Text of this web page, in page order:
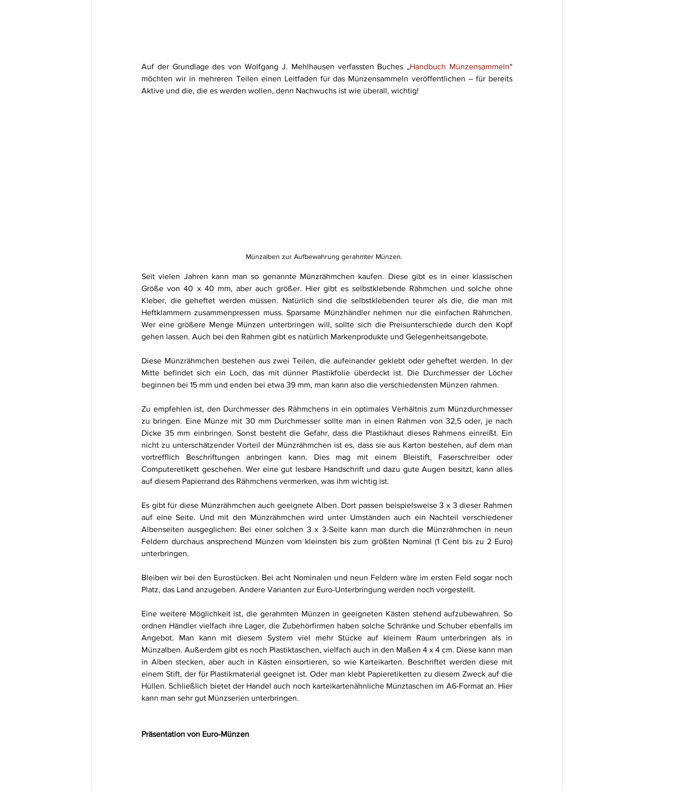
Auf der Grundlage des von Wolfgang J. Mehlhausen verfassten Buches „Handbuch Münzensammeln“
möchten wir in mehreren Teilen einen Leitfaden für das Münzensammeln veröffentlichen – für bereits
Aktive und die, die es werden wollen, denn Nachwuchs ist wie überall, wichtig!
Münzalben zur Aufbewahrung gerahmter Münzen.
Seit vielen Jahren kann man so genannte Münzrähmchen kaufen. Diese gibt es in einer klassischen
Größe von 40 x 40 mm, aber auch größer. Hier gibt es selbstklebende Rähmchen und solche ohne
Kleber, die geheftet werden müssen. Natürlich sind die selbstklebenden teurer als die, die man mit
Heftklammern zusammenpressen muss. Sparsame Münzhändler nehmen nur die einfachen Rähmchen.
Wer eine größere Menge Münzen unterbringen will, sollte sich die Preisunterschiede durch den Kopf
gehen lassen. Auch bei den Rahmen gibt es natürlich Markenprodukte und Gelegenheitsangebote.
Diese Münzrähmchen bestehen aus zwei Teilen, die aufeinander geklebt oder geheftet werden. In der
Mitte befindet sich ein Loch, das mit dünner Plastikfolie überdeckt ist. Die Durchmesser der Löcher
beginnen bei 15 mm und enden bei etwa 39 mm, man kann also die verschiedensten Münzen rahmen.
Zu empfehlen ist, den Durchmesser des Rähmchens in ein optimales Verhältnis zum Münzdurchmesser
zu bringen. Eine Münze mit 30 mm Durchmesser sollte man in einen Rahmen von 32,5 oder, je nach
Dicke 35 mm einbringen. Sonst besteht die Gefahr, dass die Plastikhaut dieses Rahmens einreißt. Ein
nicht zu unterschätzender Vorteil der Münzrähmchen ist es, dass sie aus Karton bestehen, auf dem man
vortrefflich Beschriftungen anbringen kann. Dies mag mit einem Bleistift, Faserschreiber oder
Computeretikett geschehen. Wer eine gut lesbare Handschrift und dazu gute Augen besitzt, kann alles
auf diesem Papierrand des Rähmchens vermerken, was ihm wichtig ist.
Es gibt für diese Münzrähmchen auch geeignete Alben. Dort passen beispielsweise 3 x 3 dieser Rahmen
auf eine Seite. Und mit den Münzrähmchen wird unter Umständen auch ein Nachteil verschiedener
Albenseiten ausgeglichen: Bei einer solchen 3 x 3-Seite kann man durch die Münzrähmchen in neun
Feldern durchaus ansprechend Münzen vom kleinsten bis zum größten Nominal (1 Cent bis zu 2 Euro)
unterbringen.
Bleiben wir bei den Eurostücken. Bei acht Nominalen und neun Feldern wäre im ersten Feld sogar noch
Platz, das Land anzugeben. Andere Varianten zur Euro-Unterbringung werden noch vorgestellt.
Eine weitere Möglichkeit ist, die gerahmten Münzen in geeigneten Kästen stehend aufzubewahren. So
ordnen Händler vielfach ihre Lager, die Zubehörfirmen haben solche Schränke und Schuber ebenfalls im
Angebot. Man kann mit diesem System viel mehr Stücke auf kleinem Raum unterbringen als in
Münzalben. Außerdem gibt es noch Plastiktaschen, vielfach auch in den Maßen 4 x 4 cm. Diese kann man
in Alben stecken, aber auch in Kästen einsortieren, so wie Karteikarten. Beschriftet werden diese mit
einem Stift, der für Plastikmaterial geeignet ist. Oder man klebt Papieretiketten zu diesem Zweck auf die
Hüllen. Schließlich bietet der Handel auch noch karteikartenähnliche Münztaschen im A6-Format an. Hier
kann man sehr gut Münzserien unterbringen.
Präsentation von Euro-Münzen